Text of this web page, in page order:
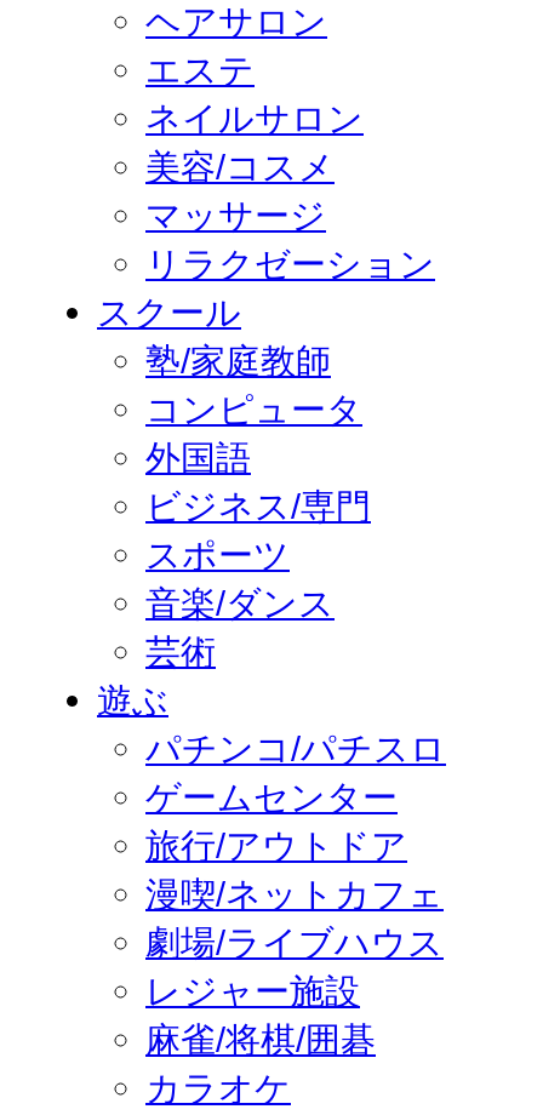
ヘアサロン
エステ
ネイルサロン
美容/コスメ
マッサージ
リラクゼーション
スクール
塾/家庭教師
コンピュータ
外国語
ビジネス/専門
スポーツ
音楽/ダンス
芸術
遊ぶ
パチンコ/パチスロ
ゲームセンター
旅行/アウトドア
漫喫/ネットカフェ
劇場/ライブハウス
レジャー施設
麻雀/将棋/囲碁
カラオケ